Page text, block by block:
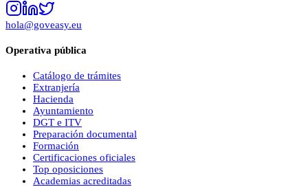
hola@goveasy.eu
Operativa pública
Catálogo de trámites
Extranjería
Hacienda
Ayuntamiento
DGT e ITV
Preparación documental
Formación
Certificaciones oficiales
Top oposiciones
Academias acreditadas